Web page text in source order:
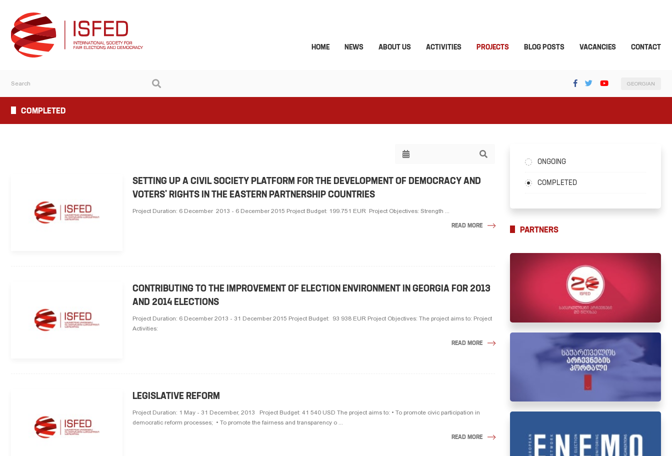
HOME NEWS ABOUT US ACTIVITIES PROJECTS BLOG POSTS VACANCIES CONTACT
GEORGIAN
COMPLETED
SETTING UP A CIVIL SOCIETY PLATFORM FOR THE DEVELOPMENT OF DEMOCRACY AND
VOTERS' RIGHTS IN THE EASTERN PARTNERSHIP COUNTRIES
Project Duration: 6 December 2013 - 6 December 2015 Project Budget: 199.751 EUR Project Objectives: Strength ...
READ MORE
CONTRIBUTING TO THE IMPROVEMENT OF ELECTION ENVIRONMENT IN GEORGIA FOR 2013
AND 2014 ELECTIONS
Project Duration: 6 December 2013 - 31 December 2015 Project Budget: 93 938 EUR Project Objectives: The project aims to: Project
Activities:
READ MORE
LEGISLATIVE REFORM
Project Duration: 1 May - 31 December, 2013 Project Budget: 41 540 USD The project aims to: • To promote civic participation in
democratic reform processes; • To promote the fairness and transparency o ...
READ MORE
ONGOING
COMPLETED
PARTNERS